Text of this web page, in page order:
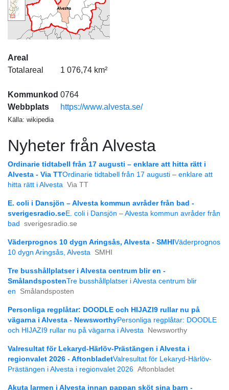
Areal
Totalareal
1 076,74 km²
Kommunkod 0764
Webbplats
https://www.alvesta.se/
Källa: wikipedia
Nyheter från Alvesta
Ordinarie tidtabell från 17 augusti – enklare att hitta rätt i
Alvesta - Via TTOrdinarie tidtabell från 17 augusti – enklare att
hitta rätt i Alvesta Via TT
E. coli i Dansjön – Alvesta kommun avråder från bad -
sverigesradio.seE. coli i Dansjön – Alvesta kommun avråder från
bad
sverigesradio.se
Väderprognos 10 dygn Aringsås, Alvesta - SMHI Väderprognos
10 dygn Aringsås, Alvesta SMHI
Tre busshållplatser i Alvesta centrum blir en -
SmålandspostenTre busshållplatser i Alvesta centrum blir
en
Smålandsposten
Personliga regplåtar: DOODLE och HIJAZI9 rullar nu på
vägarna i Alvesta - NewsworthyPersonliga regplåtar: DOODLE
och HIJAZI9 rullar nu på vägarna i Alvesta
Newsworthy
Valresultat för Lekaryd-Härlöv-Prästängen i Alvesta i
regionvalet 2026 - AftonbladetValresultat för Lekaryd-Härlöv-
Prästängen i Alvesta i regionvalet 2026 Aftonbladet
Akuta larmen i Alvesta innan pappan sköt sina barn -